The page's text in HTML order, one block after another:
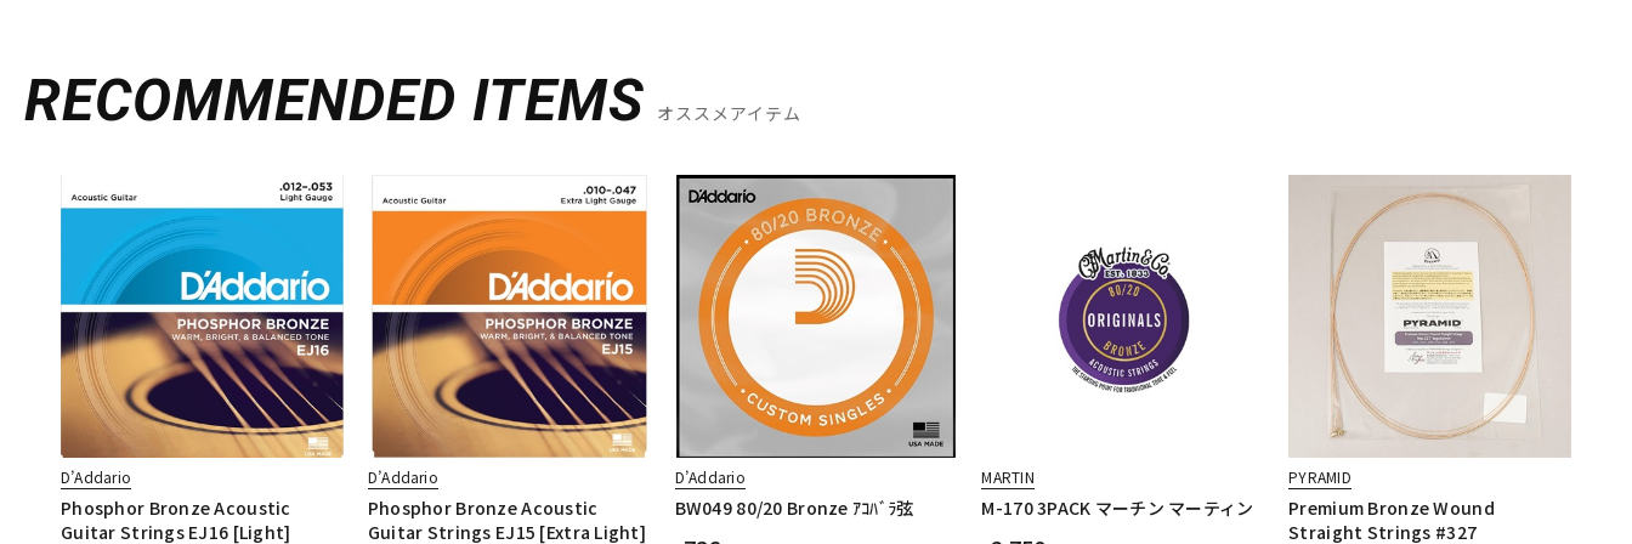
RECOMMENDED ITEMS オススメアイテム
D’Addario
Phosphor Bronze Acoustic
Guitar Strings EJ16 [Light]
D’Addario
Phosphor Bronze Acoustic
Guitar Strings EJ15 [Extra Light]
D’Addario
BW049 80/20 Bronze ｱｺﾊﾞﾗ弦
MARTIN
M-170 3PACK マーチン マーティン
PYRAMID
Premium Bronze Wound
Straight Strings #327